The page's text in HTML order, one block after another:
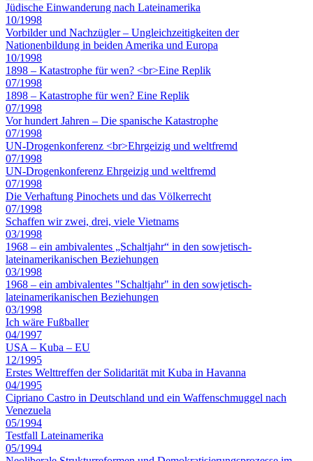
Jüdische Einwanderung nach Lateinamerika
10/1998
Vorbilder und Nachzügler – Ungleichzeitigkeiten der
Nationenbildung in beiden Amerika und Europa
10/1998
1898 – Katastrophe für wen? <br>Eine Replik
07/1998
1898 – Katastrophe für wen? Eine Replik
07/1998
Vor hundert Jahren – Die spanische Katastrophe
07/1998
UN-Drogenkonferenz <br>Ehrgeizig und weltfremd
07/1998
UN-Drogenkonferenz Ehrgeizig und weltfremd
07/1998
Die Verhaftung Pinochets und das Völkerrecht
07/1998
Schaffen wir zwei, drei, viele Vietnams
03/1998
1968 – ein ambivalentes „Schaltjahr“ in den sowjetisch-
lateinamerikanischen Beziehungen
03/1998
1968 – ein ambivalentes "Schaltjahr" in den sowjetisch-
lateinamerikanischen Beziehungen
03/1998
Ich wäre Fußballer
04/1997
USA – Kuba – EU
12/1995
Erstes Welttreffen der Solidarität mit Kuba in Havanna
04/1995
Cipriano Castro in Deutschland und ein Waffenschmuggel nach
Venezuela
05/1994
Testfall Lateinamerika
05/1994